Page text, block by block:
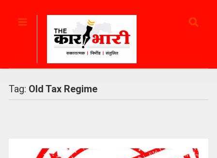
Tag: Old Tax Regime